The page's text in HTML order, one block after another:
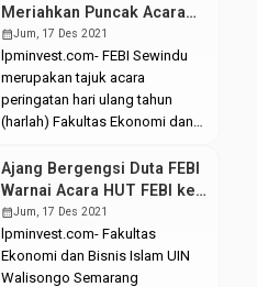
Meriahkan Puncak Acara
FEBI SEWINDU
calendar_monthJum, 17 Des 2021
lpminvest.com- FEBI Sewindu
merupakan tajuk acara
peringatan hari ulang tahun
(harlah) Fakultas Ekonomi dan
Walisongo ke-8 tahun.
Serangkaian acara
diselenggarakan demi
memeriahkan harlah FEBI dan
puncaknya diselenggarakan
inaugurasi, Jumat, (17/12/2021).
Ajang Bergengsi Duta FEBI
Warnai Acara HUT FEBI ke-
8
calendar_monthJum, 17 Des 2021
lpminvest.com- Fakultas
Ekonomi dan Bisnis Islam UIN
Walisongo Semarang